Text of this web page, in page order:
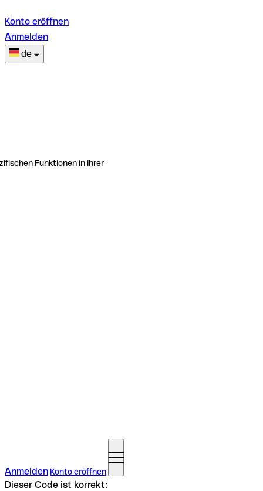
Konto eröffnen
Anmelden
de
Funktionen in Ihrer
Anmelden Konto eröffnen
Dieser Code ist korrekt: